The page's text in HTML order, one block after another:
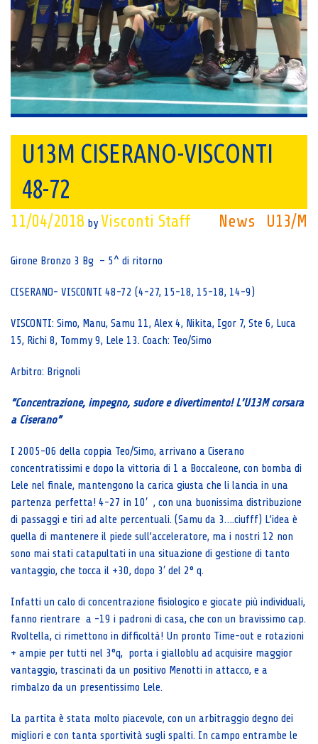
U13M CISERANO-VISCONTI
48-72
News U13/M
11/04/2018 by Visconti Staff
Girone Bronzo 3 Bg – 5^ di ritorno
CISERANO- VISCONTI 48-72 (4-27, 15-18, 15-18, 14-9)
VISCONTI: Simo, Manu, Samu 11, Alex 4, Nikita, Igor 7, Ste 6, Luca
15, Richi 8, Tommy 9, Lele 13. Coach: Teo/Simo
Arbitro: Brignoli
“Concentrazione, impegno, sudore e divertimento! L’U13M corsara
a Ciserano”
I 2005-06 della coppia Teo/Simo, arrivano a Ciserano
concentratissimi e dopo la vittoria di 1 a Boccaleone, con bomba di
Lele nel finale, mantengono la carica giusta che li lancia in una
partenza perfetta! 4-27 in 10′ , con una buonissima distribuzione
di passaggi e tiri ad alte percentuali. (Samu da 3….ciufff) L’idea è
quella di mantenere il piede sull’acceleratore, ma i nostri 12 non
sono mai stati catapultati in una situazione di gestione di tanto
vantaggio, che tocca il +30, dopo 3′ del 2° q.
Infatti un calo di concentrazione fisiologico e giocate più individuali,
fanno rientrare a -19 i padroni di casa, che con un bravissimo cap.
Rvoltella, ci rimettono in difficoltà! Un pronto Time-out e rotazioni
+ ampie per tutti nel 3°q, porta i gialloblu ad acquisire maggior
vantaggio, trascinati da un positivo Menotti in attacco, e a
rimbalzo da un presentissimo Lele.
La partita è stata molto piacevole, con un arbitraggio degno dei
migliori e con tanta sportività sugli spalti. In campo entrambe le